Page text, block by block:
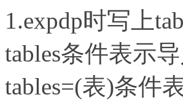
1.expdp时写上
tables条件表示
tables=(表)条件